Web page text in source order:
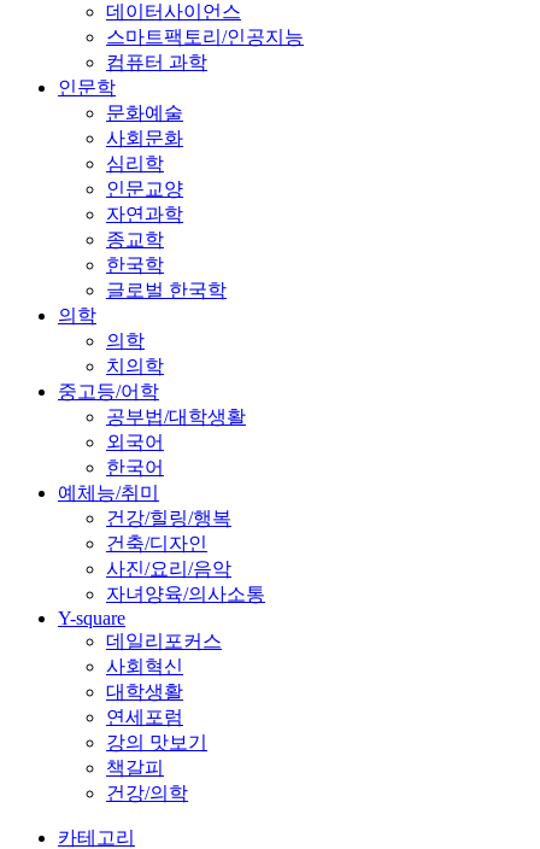
데이터사이언스
스마트팩토리/인공지능
컴퓨터 과학
인문학
문화예술
사회문화
심리학
인문교양
자연과학
종교학
한국학
글로벌 한국학
의학
의학
치의학
중고등/어학
공부법/대학생활
외국어
한국어
예체능/취미
건강/힐링/행복
건축/디자인
사진/요리/음악
자녀양육/의사소통
Y-square
데일리포커스
사회혁신
대학생활
연세포럼
강의 맛보기
책갈피
건강/의학
카테고리